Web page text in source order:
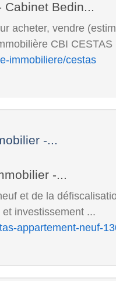
acheter, vendre
CBI CESTAS
immobiliere/cestas
-...
et de la
investissement ...
appartement-neuf-